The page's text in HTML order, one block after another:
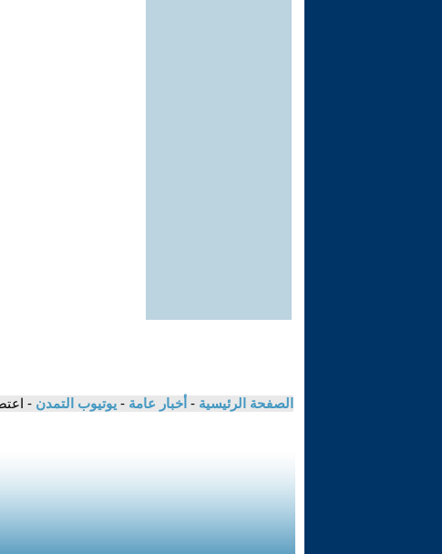
الصفحة الرئيسية - أخبار عامة - يوتيوب التمدن -